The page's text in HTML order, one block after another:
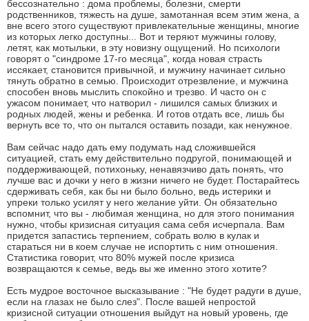
бессознательно : дома проблемы, болезни, смерти
родственников, тяжесть на душе, замотанная всем этим жена, а
вне всего этого существуют привлекательные женщины, многие
из которых легко доступны... Вот и теряют мужчины голову,
летят, как мотыльки, в эту новизну ощущений. Но психологи
говорят о "синдроме 17-го месяца", когда новая страсть
иссякает, становится привычной, и мужчину начинает сильно
тянуть обратно в семью. Происходит отрезвление, и мужчина
способен вновь мыслить спокойно и трезво. И часто он с
ужасом понимает, что натворил - лишился самых близких и
родных людей, жены и ребенка. И готов отдать все, лишь бы
вернуть все то, что он пытался оставить позади, как ненужное.
Вам сейчас надо дать ему подумать над сложившейся
ситуацией, стать ему действительно подругой, понимающей и
поддерживающей, потихоньку, ненавязчиво дать понять, что
лучше вас и дочки у него в жизни ничего не будет. Постарайтесь
сдерживать себя, как бы ни было больно, ведь истерики и
упреки только усилят у него желание уйти. Он обязательно
вспомнит, что вы - любимая женщина, но для этого понимания
нужно, чтобы кризисная ситуация сама себя исчерпала. Вам
придется запастись терпением, собрать волю в кулак и
стараться ни в коем случае не испортить с ним отношения.
Статистика говорит, что 80% мужей после кризиса
возвращаются к семье, ведь вы же именно этого хотите?
Есть мудрое восточное высказывание : "Не будет радуги в душе,
если на глазах не было слез". После вашей непростой
кризисной ситуации отношения выйдут на новый уровень, где